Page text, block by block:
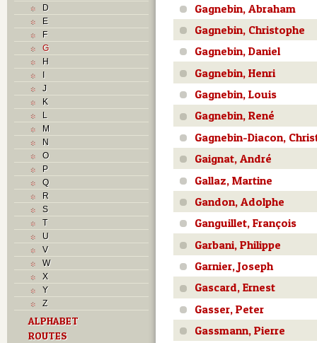
D
E
F
G
H
I
J
K
L
M
N
O
P
Q
R
S
T
U
V
W
X
Y
Z
ALPHABET
ROUTES
Gagnebin, Abraham
Gagnebin, Christophe
Gagnebin, Daniel
Gagnebin, Henri
Gagnebin, Louis
Gagnebin, René
Gagnebin-Diacon,
Gaignat, André
Gallaz, Martine
Gandon, Adolphe
Ganguillet, François
Garbani, Philippe
Garnier, Joseph
Gascard, Ernest
Gasser, Peter
Gassmann, Pierre